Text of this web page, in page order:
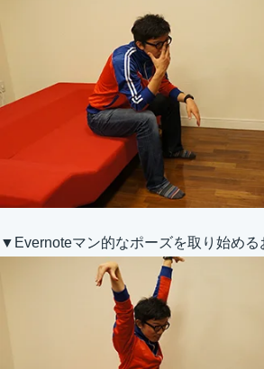
▼Evernoteマン的なポーズを取り始める